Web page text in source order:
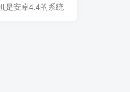
是安卓4.4的系统